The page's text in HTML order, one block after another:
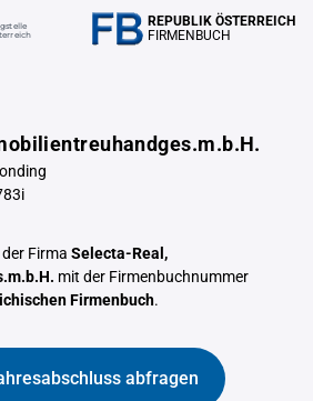
REPUBLIK ÖSTERREICH
FIRMENBUCH
der Firma Selecta-Real,
mit der Firmenbuchnummer
Firmenbuch.
abfragen